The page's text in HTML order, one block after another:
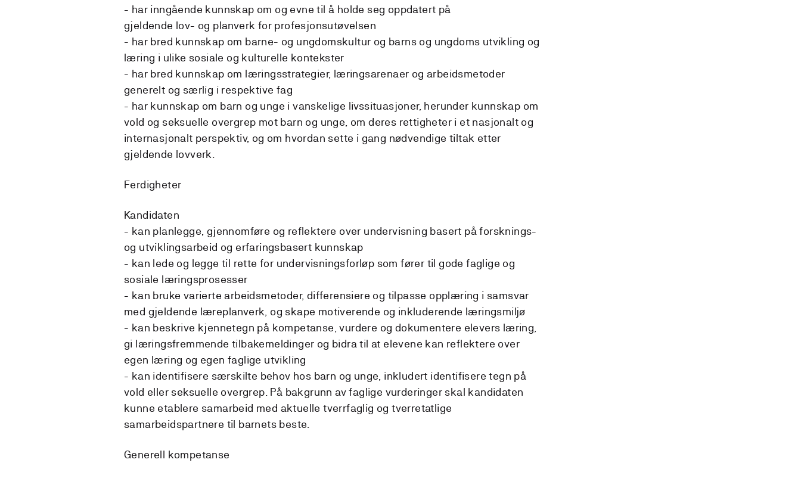
- har inngående kunnskap om og evne til å holde seg oppdatert på
gjeldende lov- og planverk for profesjonsutøvelsen
- har bred kunnskap om barne- og ungdomskultur og barns og ungdoms utvikling og
læring i ulike sosiale og kulturelle kontekster
- har bred kunnskap om læringsstrategier, læringsarenaer og arbeidsmetoder
generelt og særlig i respektive fag
- har kunnskap om barn og unge i vanskelige livssituasjoner, herunder kunnskap om
vold og seksuelle overgrep mot barn og unge, om deres rettigheter i et nasjonalt og
internasjonalt perspektiv, og om hvordan sette i gang nødvendige tiltak etter
gjeldende lovverk.
Ferdigheter
Kandidaten
- kan planlegge, gjennomføre og reflektere over undervisning basert på forsknings-
og utviklingsarbeid og erfaringsbasert kunnskap
- kan lede og legge til rette for undervisningsforløp som fører til gode faglige og
sosiale læringsprosesser
- kan bruke varierte arbeidsmetoder, differensiere og tilpasse opplæring i samsvar
med gjeldende læreplanverk, og skape motiverende og inkluderende læringsmiljø
- kan beskrive kjennetegn på kompetanse, vurdere og dokumentere elevers læring,
gi læringsfremmende tilbakemeldinger og bidra til at elevene kan reflektere over
egen læring og egen faglige utvikling
- kan identifisere særskilte behov hos barn og unge, inkludert identifisere tegn på
vold eller seksuelle overgrep. På bakgrunn av faglige vurderinger skal kandidaten
kunne etablere samarbeid med aktuelle tverrfaglig og tverretatlige
samarbeidspartnere til barnets beste.
Generell kompetanse